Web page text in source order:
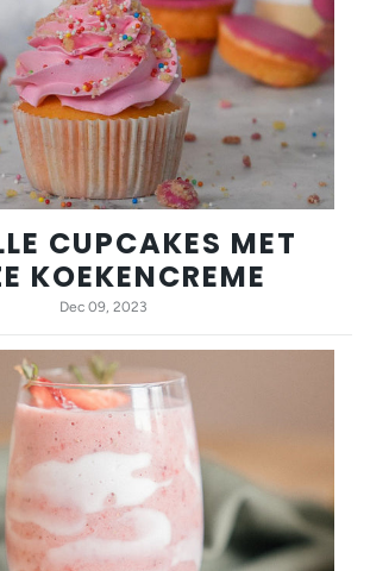
CUPCAKES MET
KOEKENCREME
Dec 09, 2023